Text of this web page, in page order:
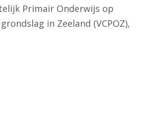
Primair Onderwijs op
in Zeeland (VCPOZ),